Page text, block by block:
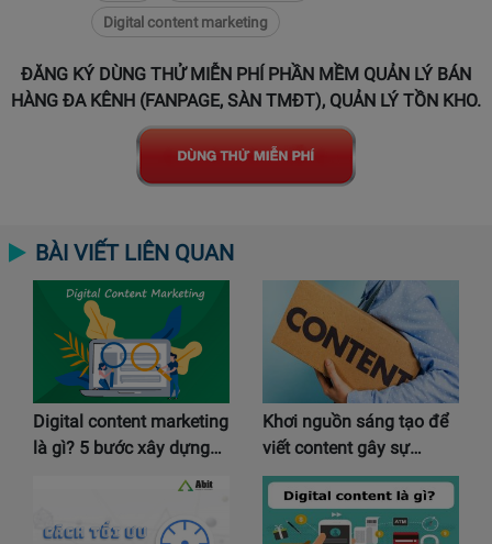
Digital content marketing
ĐĂNG KÝ DÙNG THỬ MIỄN PHÍ PHẦN MỀM QUẢN LÝ BÁN
HÀNG ĐA KÊNH (FANPAGE, SÀN TMĐT), QUẢN LÝ TỒN KHO.
BÀI VIẾT LIÊN QUAN
Digital content marketing
là gì? 5 bước xây dựng…
Khơi nguồn sáng tạo để
viết content gây sự…